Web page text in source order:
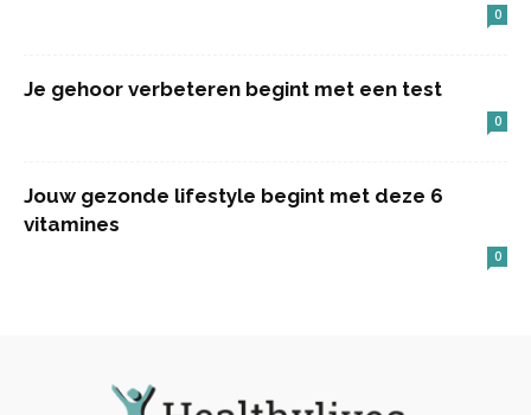
0
Je gehoor verbeteren begint met een test
0
Jouw gezonde lifestyle begint met deze 6
vitamines
0